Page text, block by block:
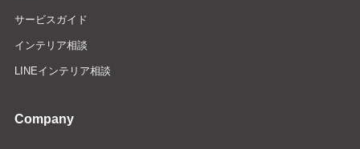
サービスガイド
インテリア相談
LINEインテリア相談
Company